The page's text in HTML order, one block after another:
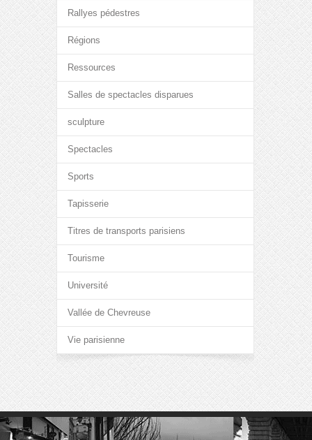
Rallyes pédestres
Régions
Ressources
Salles de spectacles disparues
sculpture
Spectacles
Sports
Tapisserie
Titres de transports parisiens
Tourisme
Université
Vallée de Chevreuse
Vie parisienne